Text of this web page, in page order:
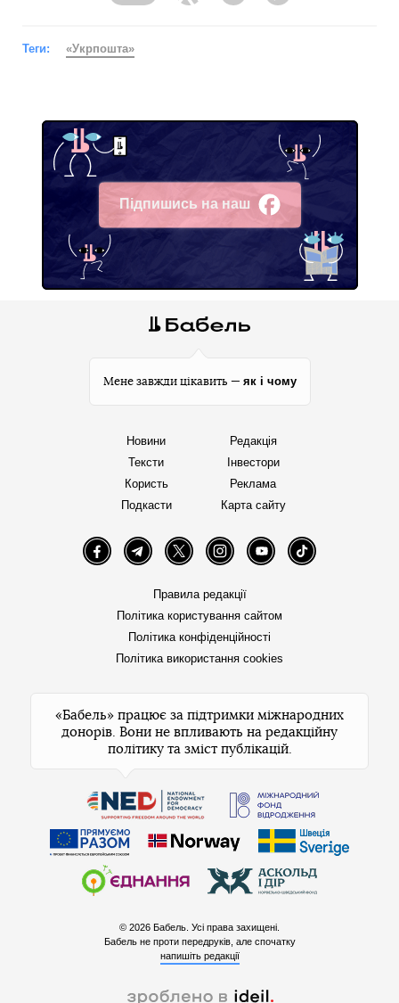
Теги: «Укрпошта»
Підпишись на наш
Facebook
Мене завжди цікавить — як і чому
Новини
Тексти
Користь
Подкасти
Редакція
Інвестори
Реклама
Карта сайту
FacebookTelegramTwitter InstagramYouTube TikTok
Правила редакції
Політика користування сайтом
Політика конфіденційності
Політика використання cookies
«Бабель» працює за підтримки міжнародних
донорів. Вони не впливають на редакційну
політику та зміст публікацій.
© 2026 Бабель. Усі права захищені.
Бабель не проти передруків, але спочатку
напишіть редакції